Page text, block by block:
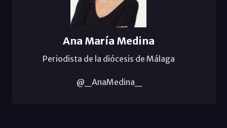
Ana María Medina
Periodista de la diócesis de Málaga
@_AnaMedina_